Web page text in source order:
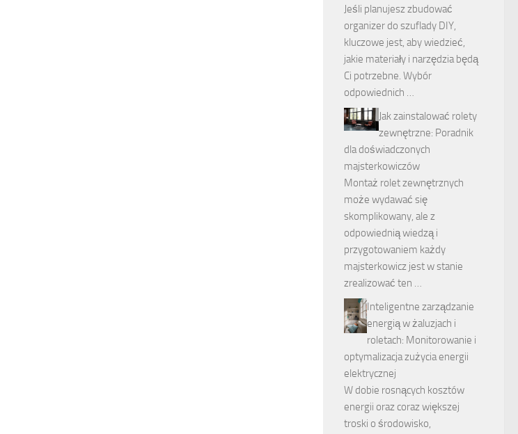
Jeśli planujesz zbudować
organizer do szuflady DIY,
kluczowe jest, aby wiedzieć,
jakie materiały i narzędzia będą
Ci potrzebne. Wybór
odpowiednich …
Jak zainstalować rolety
zewnętrzne: Poradnik
dla doświadczonych
majsterkowiczów
Montaż rolet zewnętrznych
może wydawać się
skomplikowany, ale z
odpowiednią wiedzą i
przygotowaniem każdy
majsterkowicz jest w stanie
zrealizować ten …
Inteligentne zarządzanie
energią w żaluzjach i
roletach: Monitorowanie i
optymalizacja zużycia energii
elektrycznej
W dobie rosnących kosztów
energii oraz coraz większej
troski o środowisko,